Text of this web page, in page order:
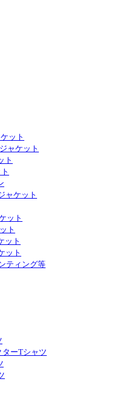
ット
ャケット
ト
ャケット
ット
ト
ット
ット
ティング等
ターTシャツ